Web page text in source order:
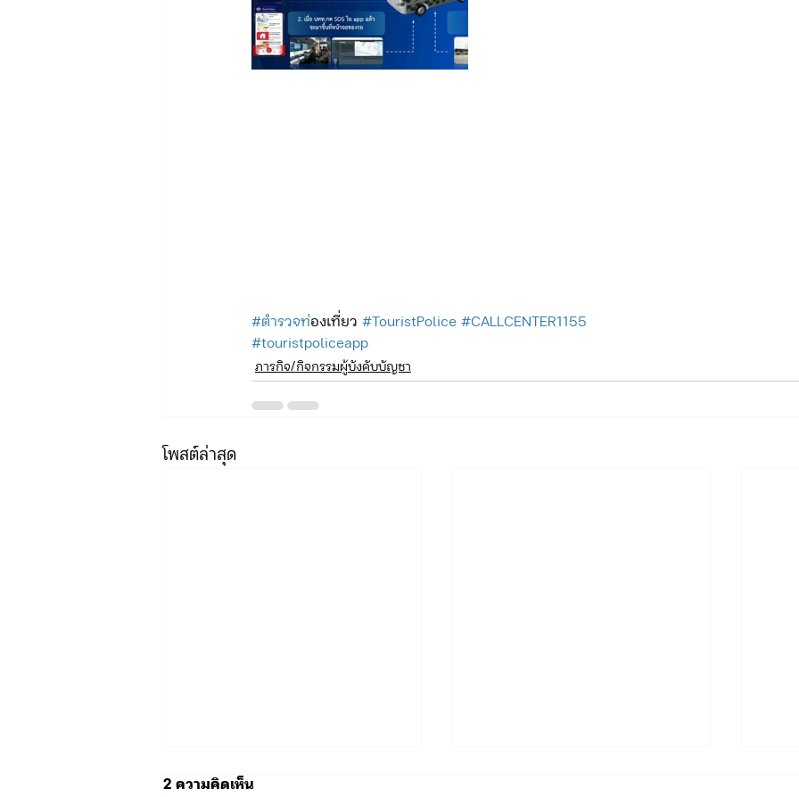
#ตำรวจท่องเที่ยว #TouristPolice #CALLCENTER1155
#touristpoliceapp
ภารกิจ/กิจกรรมผู้บังคับบัญชา
โพสต์ล่าสุด
2 ความคิดเห็น